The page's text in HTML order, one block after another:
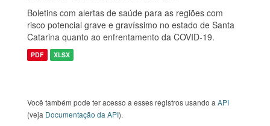
Boletins com alertas de saúde para as regiões com
risco potencial grave e gravíssimo no estado de Santa
Catarina quanto ao enfrentamento da COVID-19.
PDF XLSX
Você também pode ter acesso a esses registros usando a API
(veja Documentação da API).